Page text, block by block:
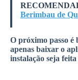
Berimbau de
O próximo passo é
apenas baixar o
instalação seja